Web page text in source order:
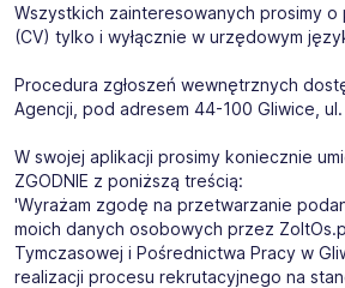
Wszystkich zainteresowanych prosimy o
(CV) tylko i wyłącznie w urzędowym
Procedura zgłoszeń wewnętrznych
Agencji, pod adresem 44-100 Gliwice,
W swojej aplikacji prosimy koniecznie
ZGODNIE z poniższą treścią:
'Wyrażam zgodę na przetwarzanie
moich danych osobowych przez
Tymczasowej i Pośrednictwa Pracy w
realizacji procesu rekrutacyjnego na